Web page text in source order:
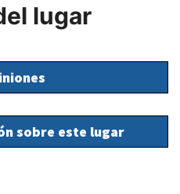
lugar
sobre este lugar